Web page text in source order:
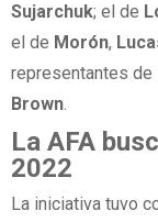
Sujarchuk; el de
el de Morón,
representantes de
Brown.
La AFA
2022
La iniciativa tuvo